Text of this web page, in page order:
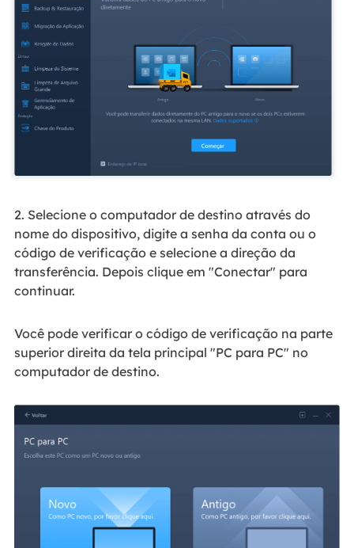
2. Selecione o computador de destino através do
nome do dispositivo, digite a senha da conta ou o
código de verificação e selecione a direção da
transferência. Depois clique em "Conectar" para
continuar.
Você pode verificar o código de verificação na parte
superior direita da tela principal "PC para PC" no
computador de destino.